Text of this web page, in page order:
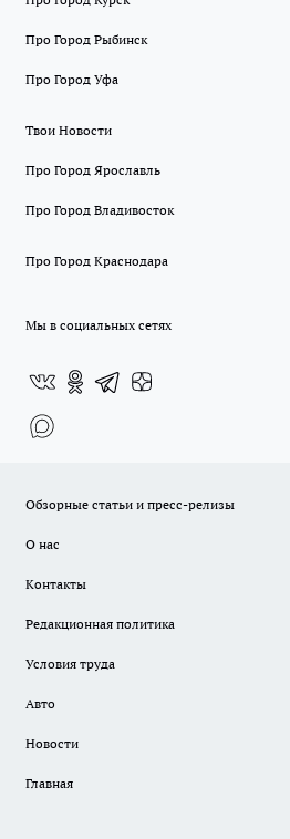
Про Город Рыбинск
Про Город Уфа
Твои Новости
Про Город Ярославль
Про Город Владивосток
Про Город Краснодара
Мы в социальных сетях
Обзорные статьи и пресс-релизы
О нас
Контакты
Редакционная политика
Условия труда
Авто
Новости
Главная